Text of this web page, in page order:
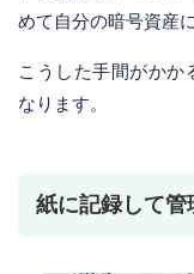
めて自分の暗号資産
こうした手間がかか
なります。
紙に記録して管